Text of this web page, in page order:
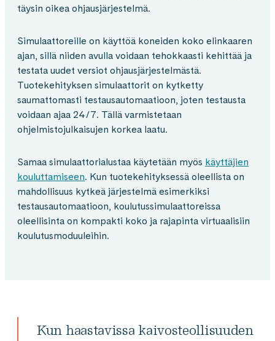
täysin oikea ohjausjärjestelmä.
Simulaattoreille on käyttöä koneiden koko elinkaaren
ajan, sillä niiden avulla voidaan tehokkaasti kehittää ja
testata uudet versiot ohjausjärjestelmästä.
Tuotekehityksen simulaattorit on kytketty
saumattomasti testausautomaatioon, joten testausta
voidaan ajaa 24/7. Tällä varmistetaan
ohjelmistojulkaisujen korkea laatu.
Samaa simulaattorialustaa käytetään myös käyttäjien
kouluttamiseen. Kun tuotekehityksessä oleellista on
mahdollisuus kytkeä järjestelmä esimerkiksi
testausautomaatioon, koulutussimulaattoreissa
oleellisinta on kompakti koko ja rajapinta virtuaalisiin
koulutusmoduuleihin.
Kun haastavissa kaivosteollisuuden